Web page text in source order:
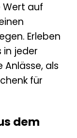
Wert auf
Erleben
in jeder
Anlässe, als
für
dem